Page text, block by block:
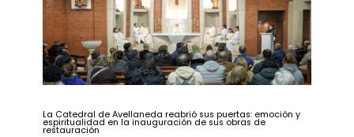
La Catedral de Avellaneda reabrió sus puertas: emoción y
espiritualidad en la inauguración de sus obras de
restauración